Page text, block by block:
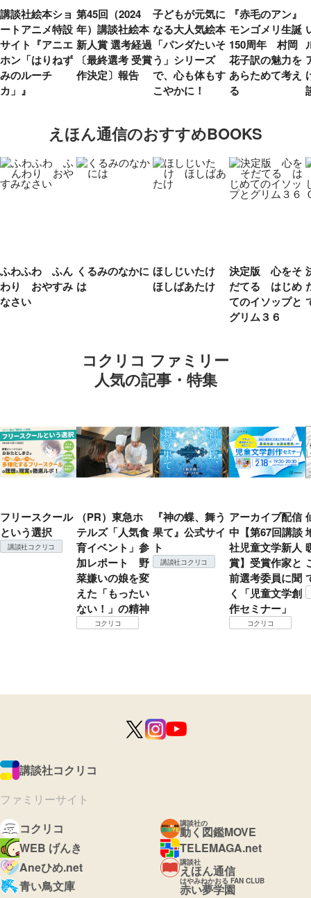
講談社絵本ショ
ートアニメ特設
サイト『アニエ
ホン「はりねず
みのルーチ
カ」』
第45回（2024
年）講談社絵本
新人賞 選考経過
〔最終選考 受賞
作決定〕報告
子どもが元気に
なる大人気絵本
「パンダたいそ
う」シリーズ
で、心も体もす
こやかに！
『赤毛のアン』
モンゴメリ生誕
150周年 村岡
花子訳の魅力を
あらためて考え
る
えほん通信のおすすめBOOKS
ふわふわ ふん
わり おやすみ
なさい
くるみのなかに
は
ほしじいたけ
ほしばあたけ
決定版 心をそ
だてる はじめ
てのイソップと
グリム３６
コクリコ ファミリー
人気の記事・特集
フリースクール
という選択
講談社コクリコ
（PR）東急ホ
テルズ「人気食
育イベント」参
加レポート 野
菜嫌いの娘を変
えた「もったい
ない！」の精神
コクリコ
『神の蝶、舞う
果て』公式サイ
ト
講談社コクリコ
アーカイブ配信
中【第67回講談
社児童文学新人
賞】受賞作家と
前選考委員に聞
く「児童文学創
作セミナー」
コクリコ
講談社コクリコ
ファミリーサイト
コクリコ
講談社の
動く図鑑MOVE
WEB げんき
TELEMAGA.net
Aneひめ.net
講談社
えほん通信
青い鳥文庫
はやみねかおる FAN CLUB
赤い夢学園